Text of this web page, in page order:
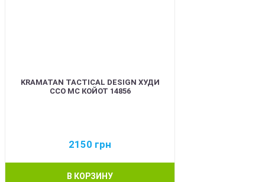
KRAMATAN TACTICAL DESIGN ХУДИ
ССО МС КОЙОТ 14856
2150 грн
В КОРЗИНУ